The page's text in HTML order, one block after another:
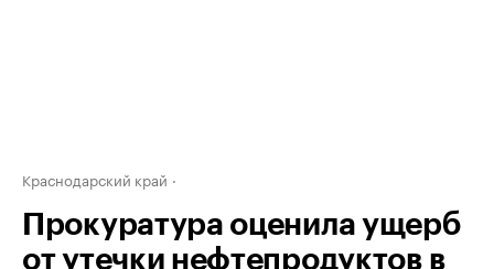
Краснодарский край
Прокуратура оценила ущерб
от утечки нефтепродуктов в